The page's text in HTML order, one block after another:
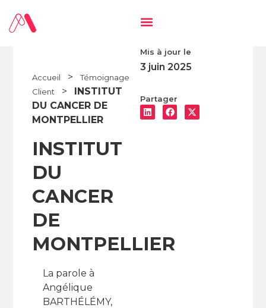
Accueil >
Témoignage
Client
>
INSTITUT
DU CANCER DE
MONTPELLIER
INSTITUT
DU
CANCER
DE
MONTPELLIER
La parole à
Angélique
BARTHÉLÉMY,
Mis à jour le
3 juin 2025
Partager